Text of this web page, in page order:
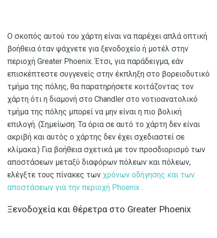
Ο σκοπός αυτού του χάρτη είναι να παρέχει απλά οπτική
βοήθεια όταν ψάχνετε για ξενοδοχείο ή μοτέλ στην
περιοχή Greater Phoenix. Έτσι, για παράδειγμα, εάν
επισκέπτεστε συγγενείς στην έκπληξη στο βορειοδυτικό
τμήμα της πόλης, θα παρατηρήσετε κοιτάζοντας τον
χάρτη ότι η διαμονή στο Chandler στο νοτιοανατολικό
τμήμα της πόλης μπορεί να μην είναι η πιο βολική
επιλογή. (Σημείωση: Τα όρια σε αυτό το χάρτη δεν είναι
ακριβή και αυτός ο χάρτης δεν έχει σχεδιαστεί σε
κλίμακα.) Για βοήθεια σχετικά με τον προσδιορισμό των
αποστάσεων μεταξύ διαφόρων πόλεων και πόλεων,
ελέγξτε τους πίνακες των χρόνων οδήγησης και των
αποστάσεων για την περιοχή Phoenix .
Ξενοδοχεία και θέρετρα στο Greater Phoenix